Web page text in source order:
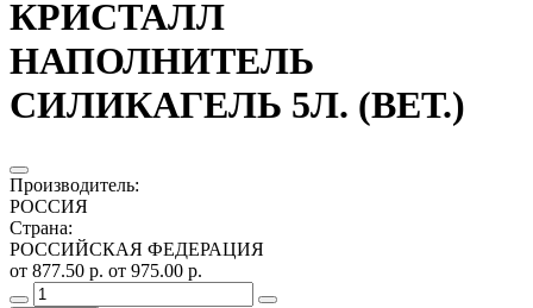
КРИСТАЛЛ
НАПОЛНИТЕЛЬ
СИЛИКАГЕЛЬ 5Л. (ВЕТ.)
Производитель:
РОССИЯ
Страна:
РОССИЙСКАЯ ФЕДЕРАЦИЯ
от 877.50 р. от 975.00 р.